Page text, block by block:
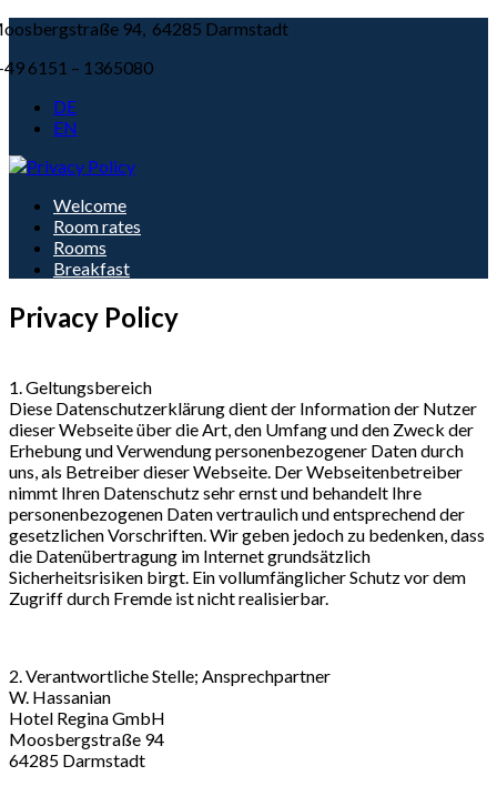
94, 64285 Darmstadt
6151 – 1365080
DE
EN
Welcome
Room rates
Rooms
Breakfast
Privacy Policy
1. Geltungsbereich
Diese Datenschutzerklärung dient der Information der Nutzer
dieser Webseite über die Art, den Umfang und den Zweck der
Erhebung und Verwendung personenbezogener Daten durch
uns, als Betreiber dieser Webseite. Der Webseitenbetreiber
nimmt Ihren Datenschutz sehr ernst und behandelt Ihre
personenbezogenen Daten vertraulich und entsprechend der
gesetzlichen Vorschriften. Wir geben jedoch zu bedenken, dass
die Datenübertragung im Internet grundsätzlich
Sicherheitsrisiken birgt. Ein vollumfänglicher Schutz vor dem
Zugriff durch Fremde ist nicht realisierbar.
2. Verantwortliche Stelle; Ansprechpartner
W. Hassanian
Hotel Regina GmbH
Moosbergstraße 94
64285 Darmstadt